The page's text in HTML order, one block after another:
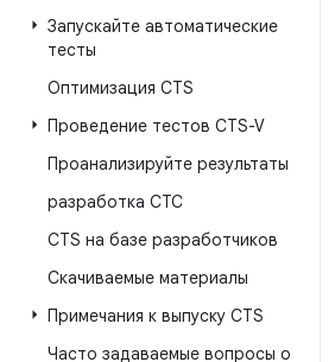
Запускайте автоматические
тесты
Оптимизация CTS
Проведение тестов CTS-V
Проанализируйте результаты
разработка СТС
CTS на базе разработчиков
Скачиваемые материалы
Примечания к выпуску CTS
Часто задаваемые вопросы о